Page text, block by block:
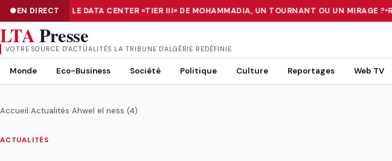
EN DIRECT: LE DATA CENTER «TIER III» DE MOHAMMADIA, UN TOURNANT OU UN MIRAGE ?•
NUMÉRISATION : LE DATA CENTER «TIER III» DE MOHAMMADIA, UN TOURNANT OU UN MIRAGE ? •
LTAPresse
VOTRE SOURCE D’ACTUALITÉS LA TRIBUNE D'ALGÉRIE REDÉFINIE
Monde Eco-Business Société Politique Culture Reportages Web TV
Accueil›Actualités›Ahwel el ness (4)
ACTUALITÉS